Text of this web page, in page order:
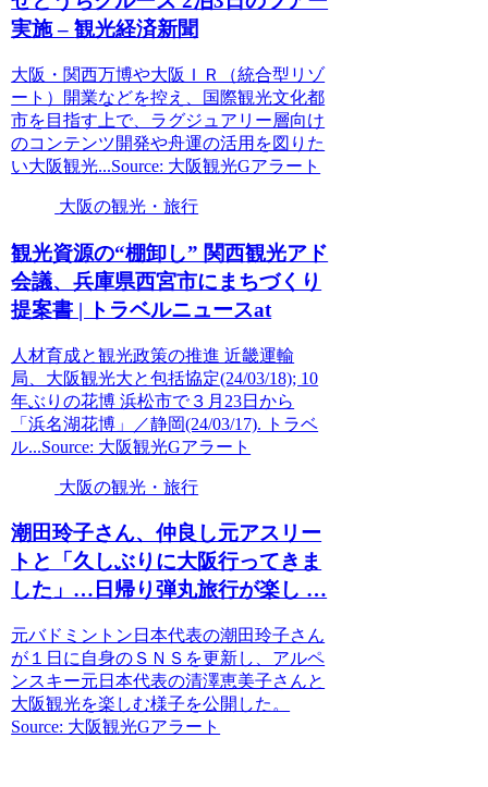
実施 –観光経済新聞
大阪・関西万博や大阪ＩＲ（統合型リゾ
ート）開業などを控え、国際観光文化都
市を目指す上で、ラグジュアリー層向け
のコンテンツ開発や舟運の活用を図りた
い大阪観光...Source: 大阪観光Gアラート
大阪の観光・旅行
観光資源の“棚卸し” 関西観光アド
会議、兵庫県西宮市にまちづくり
提案書 | トラベルニュースat
人材育成と観光政策の推進 近畿運輸
局、大阪観光大と包括協定(24/03/18); 10
年ぶりの花博 浜松市で３月23日から
「浜名湖花博」／静岡(24/03/17). トラベ
ル...Source: 大阪観光Gアラート
大阪の観光・旅行
潮田玲子さん、仲良し元アスリー
トと「久しぶりに大阪行ってきま
した」…日帰り弾丸旅行が楽し …
元バドミントン日本代表の潮田玲子さん
が１日に自身のＳＮＳを更新し、アルペ
ンスキー元日本代表の清澤恵美子さんと
大阪観光を楽しむ様子を公開した。
Source: 大阪観光Gアラート